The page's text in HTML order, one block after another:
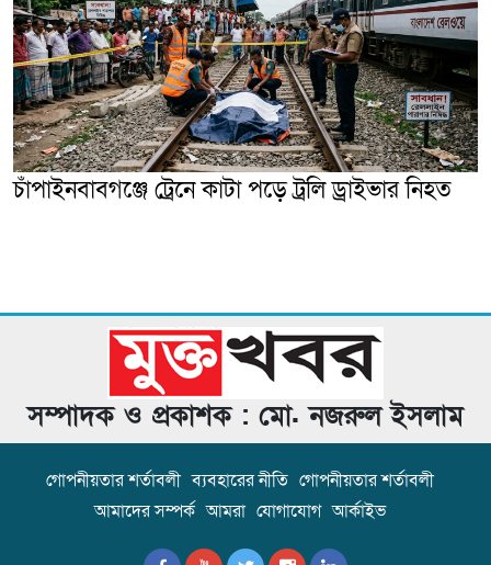
চাঁপাইনবাবগঞ্জে ট্রেনে কাটা পড়ে ট্রলি ড্রাইভার নিহত
সম্পাদক ও প্রকাশক : মো. নজরুল ইসলাম
গোপনীয়তার শর্তাবলী ব্যবহারের নীতি গোপনীয়তার শর্তাবলী
আমাদের সম্পর্ক আমরা যোগাযোগ আর্কাইভ